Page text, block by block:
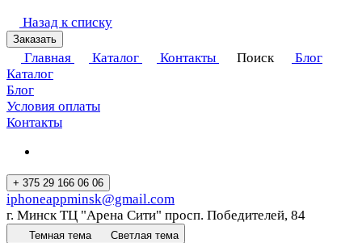
Назад к списку
Заказать
Главная Каталог Контакты Поиск
Блог
Каталог
Блог
Условия оплаты
Контакты
+ 375 29 166 06 06
iphoneappminsk@gmail.com
г. Минск ТЦ "Арена Сити" просп. Победителей, 84
Темная тема Светлая тема